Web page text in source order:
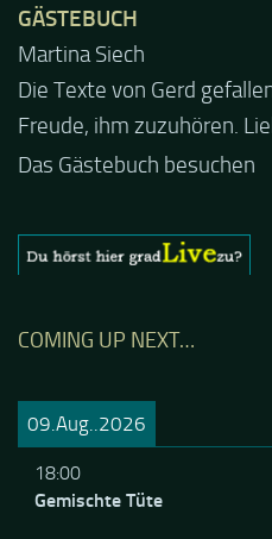
GÄSTEBUCH
Jacel
Guten Abend und auch
Dank für die tolle Mucke
Stream ist eine schöne
18:00